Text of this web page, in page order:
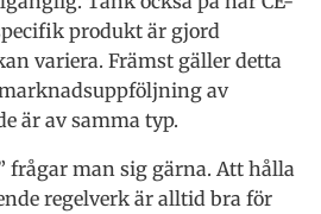
produkt är gjord
variera. Främst gäller detta
av
är av samma typ.
frågar man sig gärna. Att hålla
regelverk är alltid bra för